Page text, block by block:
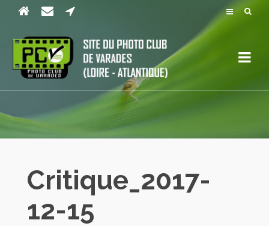
Critique_2017-
12-15